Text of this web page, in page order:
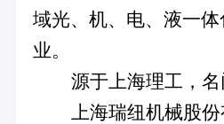
域光、机、电、液一
业。
源于上海理工，
上海瑞纽机械股